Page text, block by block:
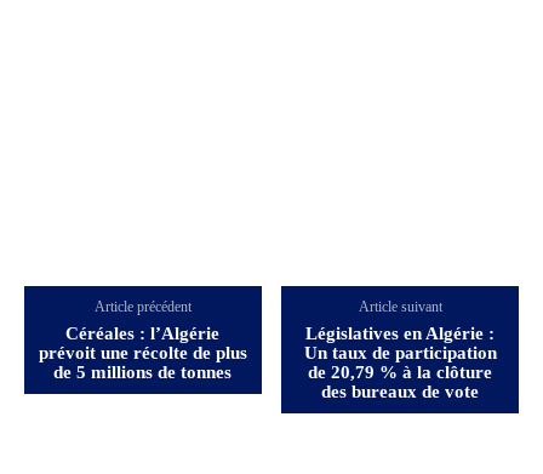
Article précédent
Céréales : l’Algérie
prévoit une récolte de plus
de 5 millions de tonnes
Article suivant
Législatives en Algérie :
Un taux de participation
de 20,79 % à la clôture
des bureaux de vote